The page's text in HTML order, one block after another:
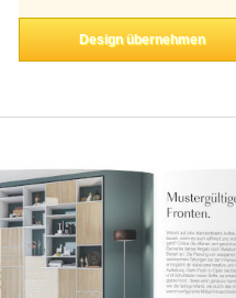
Design übernehmen